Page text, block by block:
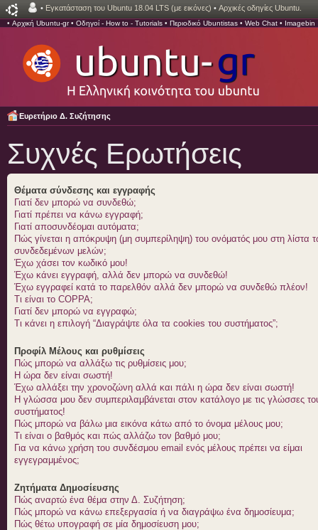
• Εγκατάσταση του Ubuntu 18.04 LTS (με εικόνες) • Αρχικές οδηγίες Ubuntu.
• Αρχική Ubuntu-gr• Οδηγοί - How to - Tutorials • Περιοδικό Ubuntistas • Web Chat • Imagebin
Ευρετήριο Δ. Συζήτησης
Συχνές Ερωτήσεις
Θέματα σύνδεσης και εγγραφής
Γιατί δεν μπορώ να συνδεθώ;
Γιατί πρέπει να κάνω εγγραφή;
Γιατί αποσυνδέομαι αυτόματα;
Πώς γίνεται η απόκρυψη (μη συμπερίληψη) του ονόματός μου στη λίστα
συνδεδεμένων μελών;
Έχω χάσει τον κωδικό μου!
Έχω κάνει εγγραφή, αλλά δεν μπορώ να συνδεθώ!
Έχω εγγραφεί κατά το παρελθόν αλλά δεν μπορώ να συνδεθώ πλέον!
Τι είναι το COPPA;
Γιατί δεν μπορώ να εγγραφώ;
Τι κάνει η επιλογή “Διαγράψτε όλα τα cookies του συστήματος”;
Προφίλ Μέλους και ρυθμίσεις
Πώς μπορώ να αλλάξω τις ρυθμίσεις μου;
Η ώρα δεν είναι σωστή!
Έχω αλλάξει την χρονοζώνη αλλά και πάλι η ώρα δεν είναι σωστή!
Η γλώσσα μου δεν συμπεριλαμβάνεται στον κατάλογο με τις γλώσσες
συστήματος!
Πώς μπορώ να βάλω μια εικόνα κάτω από το όνομα μέλους μου;
Τι είναι ο βαθμός και πώς αλλάζω τον βαθμό μου;
Για να κάνω χρήση του συνδέσμου email ενός μέλους πρέπει να είμαι
εγγεγραμμένος;
Ζητήματα Δημοσίευσης
Πώς αναρτώ ένα θέμα στην Δ. Συζήτηση;
Πώς μπορώ να κάνω επεξεργασία ή να διαγράψω ένα δημοσίευμα;
Πώς θέτω υπογραφή σε μία δημοσίευση μου;